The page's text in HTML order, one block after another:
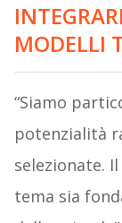
MODELLI
“Siamo
potenzialità
selezionate.
tema sia